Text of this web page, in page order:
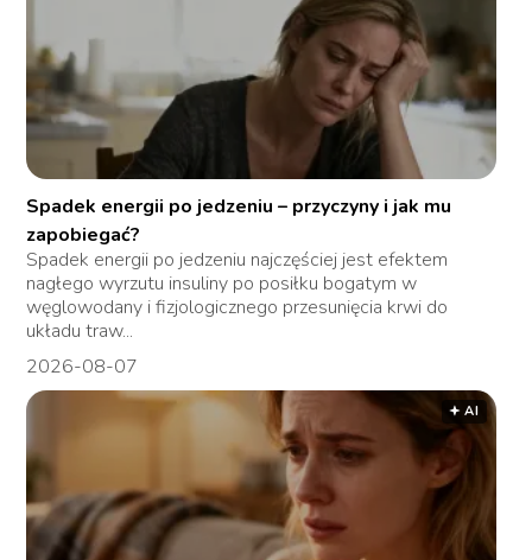
Spadek energii po jedzeniu – przyczyny i jak mu
zapobiegać?
Spadek energii po jedzeniu najczęściej jest efektem
nagłego wyrzutu insuliny po posiłku bogatym w
węglowodany i fizjologicznego przesunięcia krwi do
układu traw...
2026-08-07
🟅 AI